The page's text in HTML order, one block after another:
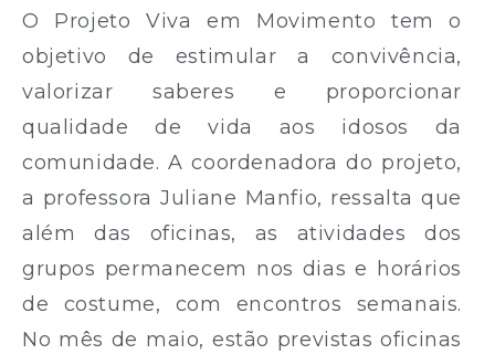
O Projeto Viva em Movimento tem o
objetivo de estimular a convivência,
valorizar saberes e proporcionar
qualidade de vida aos idosos da
comunidade. A coordenadora do projeto,
a professora Juliane Manfio, ressalta que
além das oficinas, as atividades dos
grupos permanecem nos dias e horários
de costume, com encontros semanais.
No mês de maio, estão previstas oficinas